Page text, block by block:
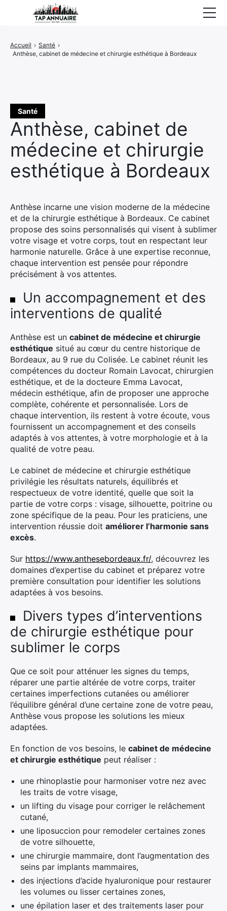
Accueil › Santé ›
Anthèse, cabinet de médecine et chirurgie esthétique à Bordeaux
Santé
Anthèse, cabinet de
médecine et chirurgie
esthétique à Bordeaux
Anthèse incarne une vision moderne de la médecine
et de la chirurgie esthétique à Bordeaux. Ce cabinet
propose des soins personnalisés qui visent à sublimer
votre visage et votre corps, tout en respectant leur
harmonie naturelle. Grâce à une expertise reconnue,
chaque intervention est pensée pour répondre
précisément à vos attentes.
Un accompagnement et des
interventions de qualité
Anthèse est un cabinet de médecine et chirurgie
esthétique situé au cœur du centre historique de
Bordeaux, au 9 rue du Colisée. Le cabinet réunit les
compétences du docteur Romain Lavocat, chirurgien
esthétique, et de la docteure Emma Lavocat,
médecin esthétique, afin de proposer une approche
complète, cohérente et personnalisée. Lors de
chaque intervention, ils restent à votre écoute, vous
fournissent un accompagnement et des conseils
adaptés à vos attentes, à votre morphologie et à la
qualité de votre peau.
Le cabinet de médecine et chirurgie esthétique
privilégie les résultats naturels, équilibrés et
respectueux de votre identité, quelle que soit la
partie de votre corps : visage, silhouette, poitrine ou
zone spécifique de la peau. Pour les praticiens, une
intervention réussie doit améliorer l’harmonie sans
excès.
Sur https://www.anthesebordeaux.fr/, découvrez les
domaines d’expertise du cabinet et préparez votre
première consultation pour identifier les solutions
adaptées à vos besoins.
Divers types d’interventions
de chirurgie esthétique pour
sublimer le corps
Que ce soit pour atténuer les signes du temps,
réparer une partie altérée de votre corps, traiter
certaines imperfections cutanées ou améliorer
l’équilibre général d’une certaine zone de votre peau,
Anthèse vous propose les solutions les mieux
adaptées.
En fonction de vos besoins, le cabinet de médecine
et chirurgie esthétique peut réaliser :
une rhinoplastie pour harmoniser votre nez avec
les traits de votre visage,
un lifting du visage pour corriger le relâchement
cutané,
une liposuccion pour remodeler certaines zones
de votre silhouette,
une chirurgie mammaire, dont l’augmentation des
seins par implants mammaires,
des injections d’acide hyaluronique pour restaurer
les volumes ou lisser certaines zones,
une épilation laser et des traitements laser pour
Entreprises référencées